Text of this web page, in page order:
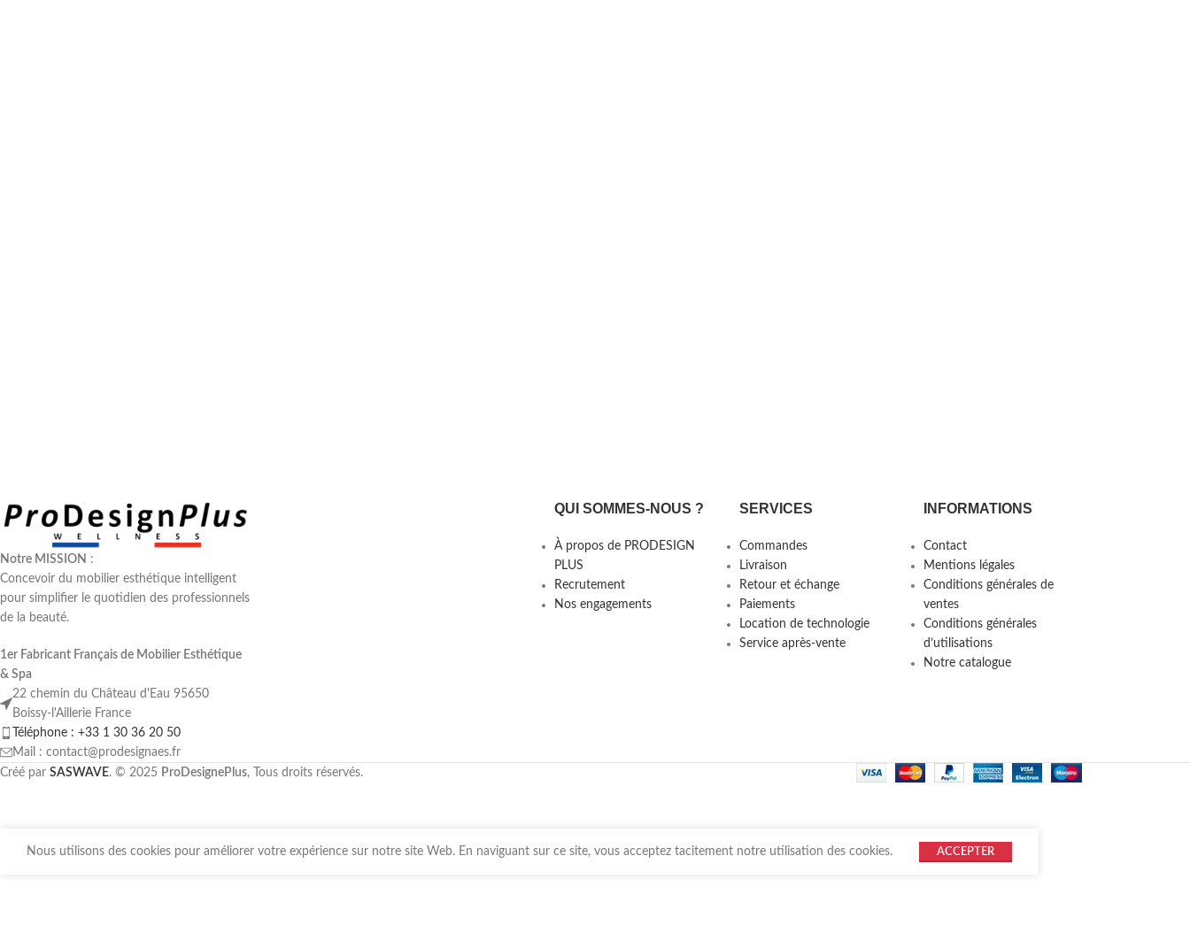
Notre MISSION :
Concevoir du mobilier esthétique intelligent
pour simplifier le quotidien des professionnels
de la beauté.
1er Fabricant Français de Mobilier Esthétique
& Spa
22 chemin du Château d'Eau 95650
Boissy-l'Aillerie France
Téléphone : +33 1 30 36 20 50
Mail : contact@prodesignaes.fr
QUI SOMMES-NOUS ?
À propos de PRODESIGN
PLUS
Recrutement
Nos engagements
SERVICES
Commandes
Livraison
Retour et échange
Paiements
Location de technologie
Service après-vente
INFORMATIONS
Contact
Mentions légales
Conditions générales de
ventes
Conditions générales
d’utilisations
Notre catalogue
Créé par SASWAVE. © 2025 ProDesignePlus, Tous droits réservés.
Nous utilisons des cookies pour améliorer votre expérience sur notre site Web. En naviguant sur ce site, vous acceptez tacitement notre utilisation des cookies. ACCEPTER